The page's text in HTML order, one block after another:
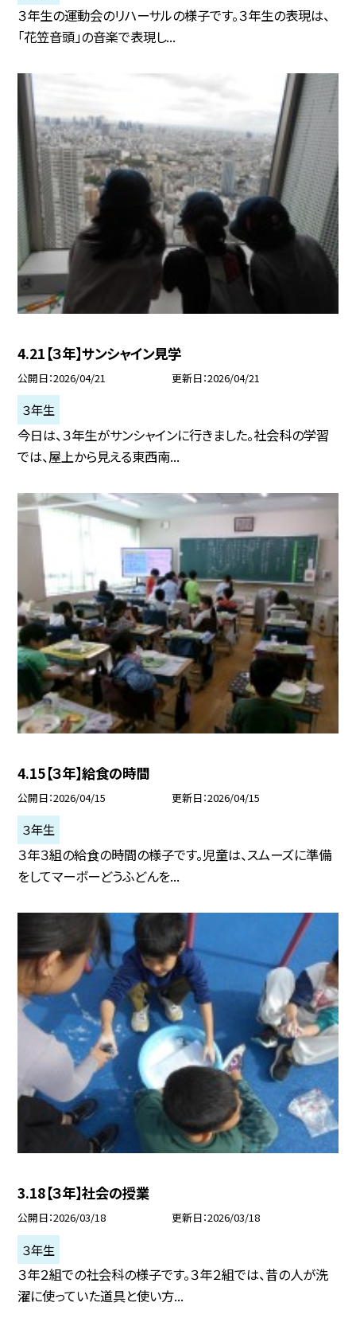
３年生の運動会のリハーサルの様子です。３年生の表現は、
「花笠音頭」の音楽で表現し...
4.21【３年】サンシャイン見学
公開日 2026/04/21 更新日 2026/04/21
３年生
今日は、３年生がサンシャインに行きました。社会科の学習
では、屋上から見える東西南...
4.15【３年】給食の時間
公開日 2026/04/15 更新日 2026/04/15
３年生
３年３組の給食の時間の様子です。児童は、スムーズに準備
をしてマーボーどうふどんを...
3.18【３年】社会の授業
公開日 2026/03/18 更新日 2026/03/18
３年生
３年２組での社会科の様子です。３年２組では、昔の人が洗
濯に使っていた道具と使い方...